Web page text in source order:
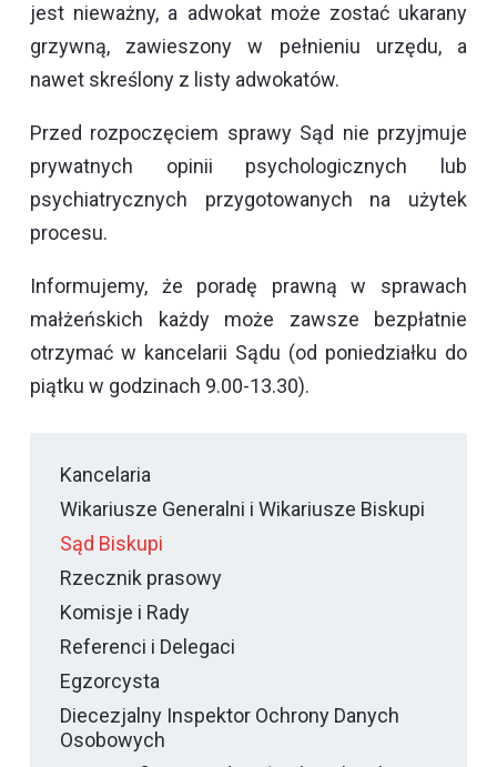
jest nieważny, a adwokat może zostać ukarany
grzywną, zawieszony w pełnieniu urzędu, a
nawet skreślony z listy adwokatów.
Przed rozpoczęciem sprawy Sąd nie przyjmuje
prywatnych opinii psychologicznych lub
psychiatrycznych przygotowanych na użytek
procesu.
Informujemy, że poradę prawną w sprawach
małżeńskich każdy może zawsze bezpłatnie
otrzymać w kancelarii Sądu (od poniedziałku do
piątku w godzinach 9.00-13.30).
Kancelaria
Wikariusze Generalni i Wikariusze Biskupi
Sąd Biskupi
Rzecznik prasowy
Komisje i Rady
Referenci i Delegaci
Egzorcysta
Diecezjalny Inspektor Ochrony Danych
Osobowych